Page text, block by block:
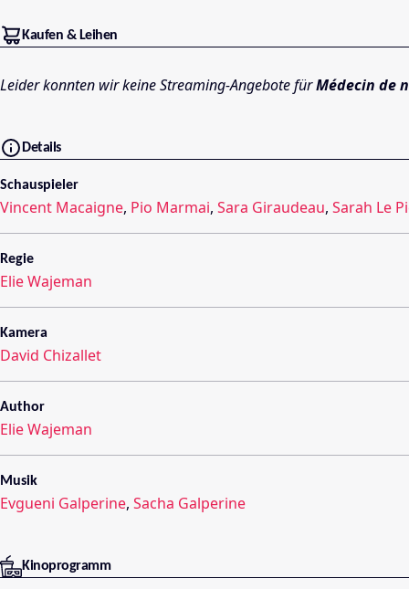
Kaufen & Leihen
Leider konnten wir keine Streaming-Angebote fürMédecin de
Details
Schauspieler
Vincent Macaigne, Pio Marmai, Sara Giraudeau, Sarah Le
Regie
Elie Wajeman
Kamera
David Chizallet
Author
Elie Wajeman
Musik
Evgueni Galperine, Sacha Galperine
Kinoprogramm